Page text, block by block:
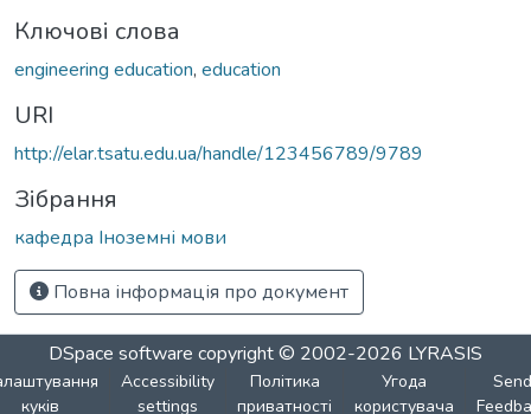
Ключові слова
engineering education, education
URI
http://elar.tsatu.edu.ua/handle/123456789/9789
Зібрання
кафедра Іноземні мови
Повна інформація про документ
DSpace software copyright © 2002-2026 LYRASIS
куків
Accessibility
settings
Політика
приватності
Угода
користувача
Send